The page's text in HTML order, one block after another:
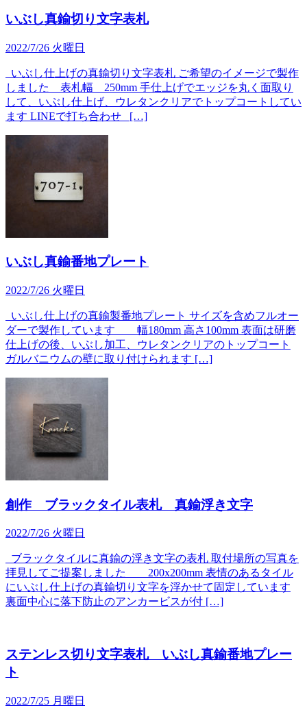
いぶし真鍮切り文字表札
2022/7/26 火曜日
いぶし仕上げの真鍮切り文字表札 ご希望のイメージで製作
しました 表札幅 250mm 手仕上げでエッジを丸く面取り
して、いぶし仕上げ、ウレタンクリアでトップコートしてい
ます LINEで打ち合わせ […]
いぶし真鍮番地プレート
2022/7/26 火曜日
いぶし仕上げの真鍮製番地プレート サイズを含めフルオー
ダーで製作しています 幅180mm 高さ100mm 表面は研磨
仕上げの後、いぶし加工、ウレタンクリアのトップコート
ガルバニウムの壁に取り付けられます […]
創作 ブラックタイル表札 真鍮浮き文字
2022/7/26 火曜日
ブラックタイルに真鍮の浮き文字の表札 取付場所の写真を
拝見してご提案しました 200x200mm 表情のあるタイル
にいぶし仕上げの真鍮切り文字を浮かせて固定しています
裏面中心に落下防止のアンカービスが付 […]
ステンレス切り文字表札 いぶし真鍮番地プレー
ト
2022/7/25 月曜日